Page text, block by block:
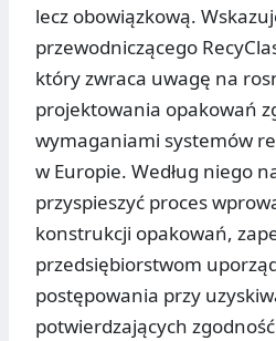
lecz obowiązkową.
przewodniczącego
który zwraca uwagę na
projektowania opakowań
wymaganiami systemów
w Europie. Według niego
przyspieszyć proces
konstrukcji opakowań,
przedsiębiorstwom
postępowania przy
potwierdzających